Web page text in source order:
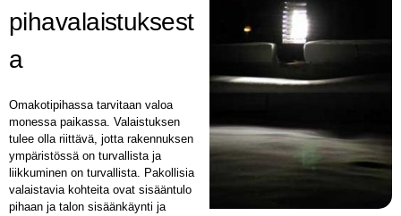
pihavalaistuksest
a
Omakotipihassa tarvitaan valoa
monessa paikassa. Valaistuksen
tulee olla riittävä, jotta rakennuksen
ympäristössä on turvallista ja
liikkuminen on turvallista. Pakollisia
valaistavia kohteita ovat sisääntulo
pihaan ja talon sisäänkäynti ja